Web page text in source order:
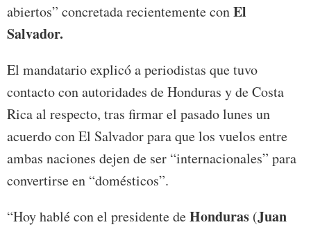
abiertos” concretada recientemente conEl
Salvador.
El mandatario explicó a periodistas que tuvo
contacto con autoridades de Honduras y de Costa
Rica al respecto, tras firmar el pasado lunes un
acuerdo con El Salvador para que los vuelos entre
ambas naciones dejen de ser “internacionales” para
convertirse en “domésticos”.
“Hoy hablé con el presidente deHonduras (Juan